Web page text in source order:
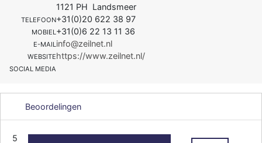
1121 PH Landsmeer
TELEFOON+31(0)20 622 38 97
MOBIEL+31(0)6 22 13 11 36
E-MAILinfo@zeilnet.nl
WEBSITEhttps://www.zeilnet.nl/
SOCIAL MEDIA
Beoordelingen
5